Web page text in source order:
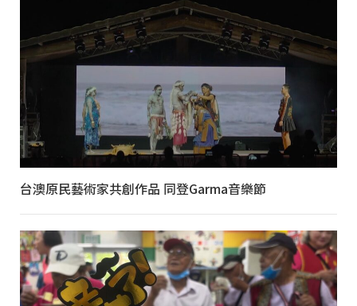
台澳原民藝術家共創作品 同登Garma音樂節